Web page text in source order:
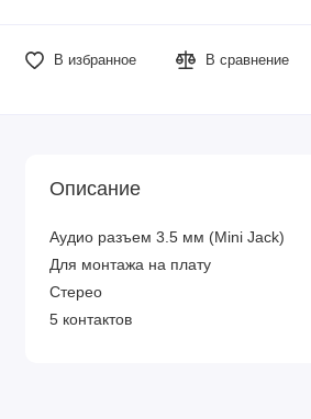
В избранное В сравнение
Описание
Аудио разъем 3.5 мм (Mini Jack)
Для монтажа на плату
Стерео
5 контактов